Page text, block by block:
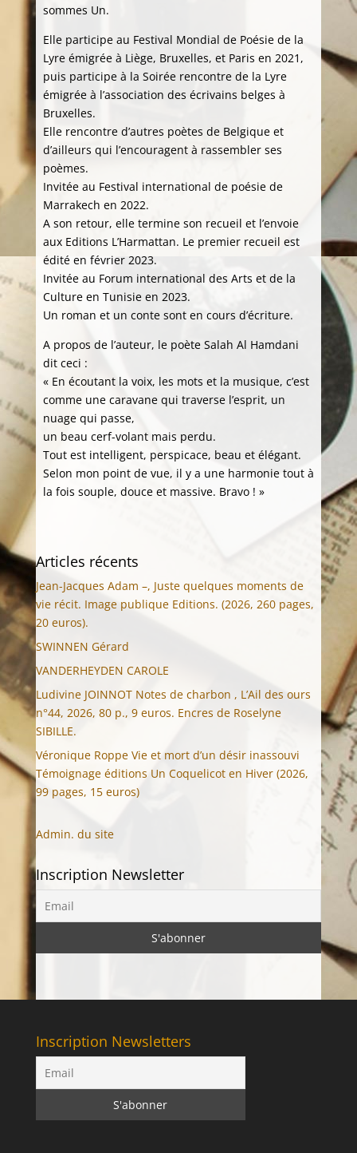
sommes Un.
Elle participe au Festival Mondial de Poésie de la
Lyre émigrée à Liège, Bruxelles, et Paris en 2021,
puis participe à la Soirée rencontre de la Lyre
émigrée à l’association des écrivains belges à
Bruxelles.
Elle rencontre d’autres poètes de Belgique et
d’ailleurs qui l’encouragent à rassembler ses
poèmes.
Invitée au Festival international de poésie de
Marrakech en 2022.
A son retour, elle termine son recueil et l’envoie
aux Editions L’Harmattan. Le premier recueil est
édité en février 2023.
Invitée au Forum international des Arts et de la
Culture en Tunisie en 2023.
Un roman et un conte sont en cours d’écriture.
A propos de l’auteur, le poète Salah Al Hamdani
dit ceci :
« En écoutant la voix, les mots et la musique, c’est
comme une caravane qui traverse l’esprit, un
nuage qui passe,
un beau cerf-volant mais perdu.
Tout est intelligent, perspicace, beau et élégant.
Selon mon point de vue, il y a une harmonie tout à
la fois souple, douce et massive. Bravo ! »
Articles récents
Jean-Jacques Adam –, Juste quelques moments de
vie récit. Image publique Editions. (2026, 260 pages,
20 euros).
SWINNEN Gérard
VANDERHEYDEN CAROLE
Ludivine JOINNOT Notes de charbon , L’Ail des ours
n°44, 2026, 80 p., 9 euros. Encres de Roselyne
SIBILLE.
Véronique Roppe Vie et mort d’un désir inassouvi
Témoignage éditions Un Coquelicot en Hiver (2026,
99 pages, 15 euros)
Admin. du site
Inscription Newsletter
Inscription Newsletters